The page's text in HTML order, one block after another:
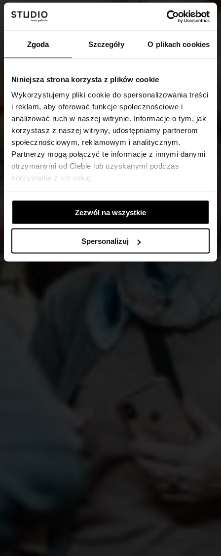
Zgoda Szczegóły O plikach cookies
Niniejsza strona korzysta z plików cookie
Wykorzystujemy pliki cookie do spersonalizowania treści
i reklam, aby oferować funkcje społecznościowe i
analizować ruch w naszej witrynie. Informacje o tym, jak
korzystasz z naszej witryny, udostępniamy partnerom
społecznościowym, reklamowym i analitycznym.
Partnerzy mogą połączyć te informacje z innymi danymi
otrzymanymi od Ciebie lub uzyskanymi podczas
korzystania z ich usług.
Zezwól na wszystkie
Spersonalizuj